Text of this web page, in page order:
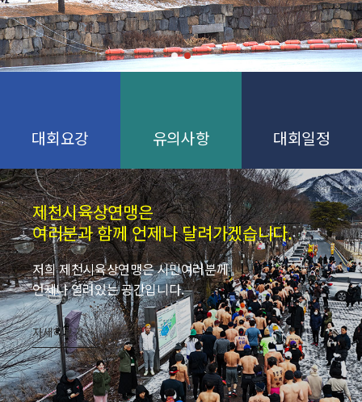
대회요강 유의사항 대회일정
제천시육상연맹은
여러분과 함께 언제나 달려가겠습니다.
저희 제천시육상연맹은 시민여러분께
언제나 열려있는 공간입니다.
자세히보기